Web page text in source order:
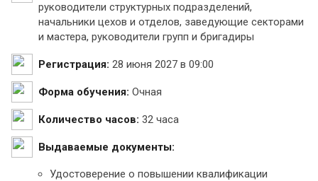
руководители структурных подразделений,
начальники цехов и отделов, заведующие секторами
и мастера, руководители групп и бригадиры
Регистрация: 28 июня 2027 в 09:00
Форма обучения: Очная
Количество часов: 32 часа
Выдаваемые документы:
Удостоверение о повышении квалификации